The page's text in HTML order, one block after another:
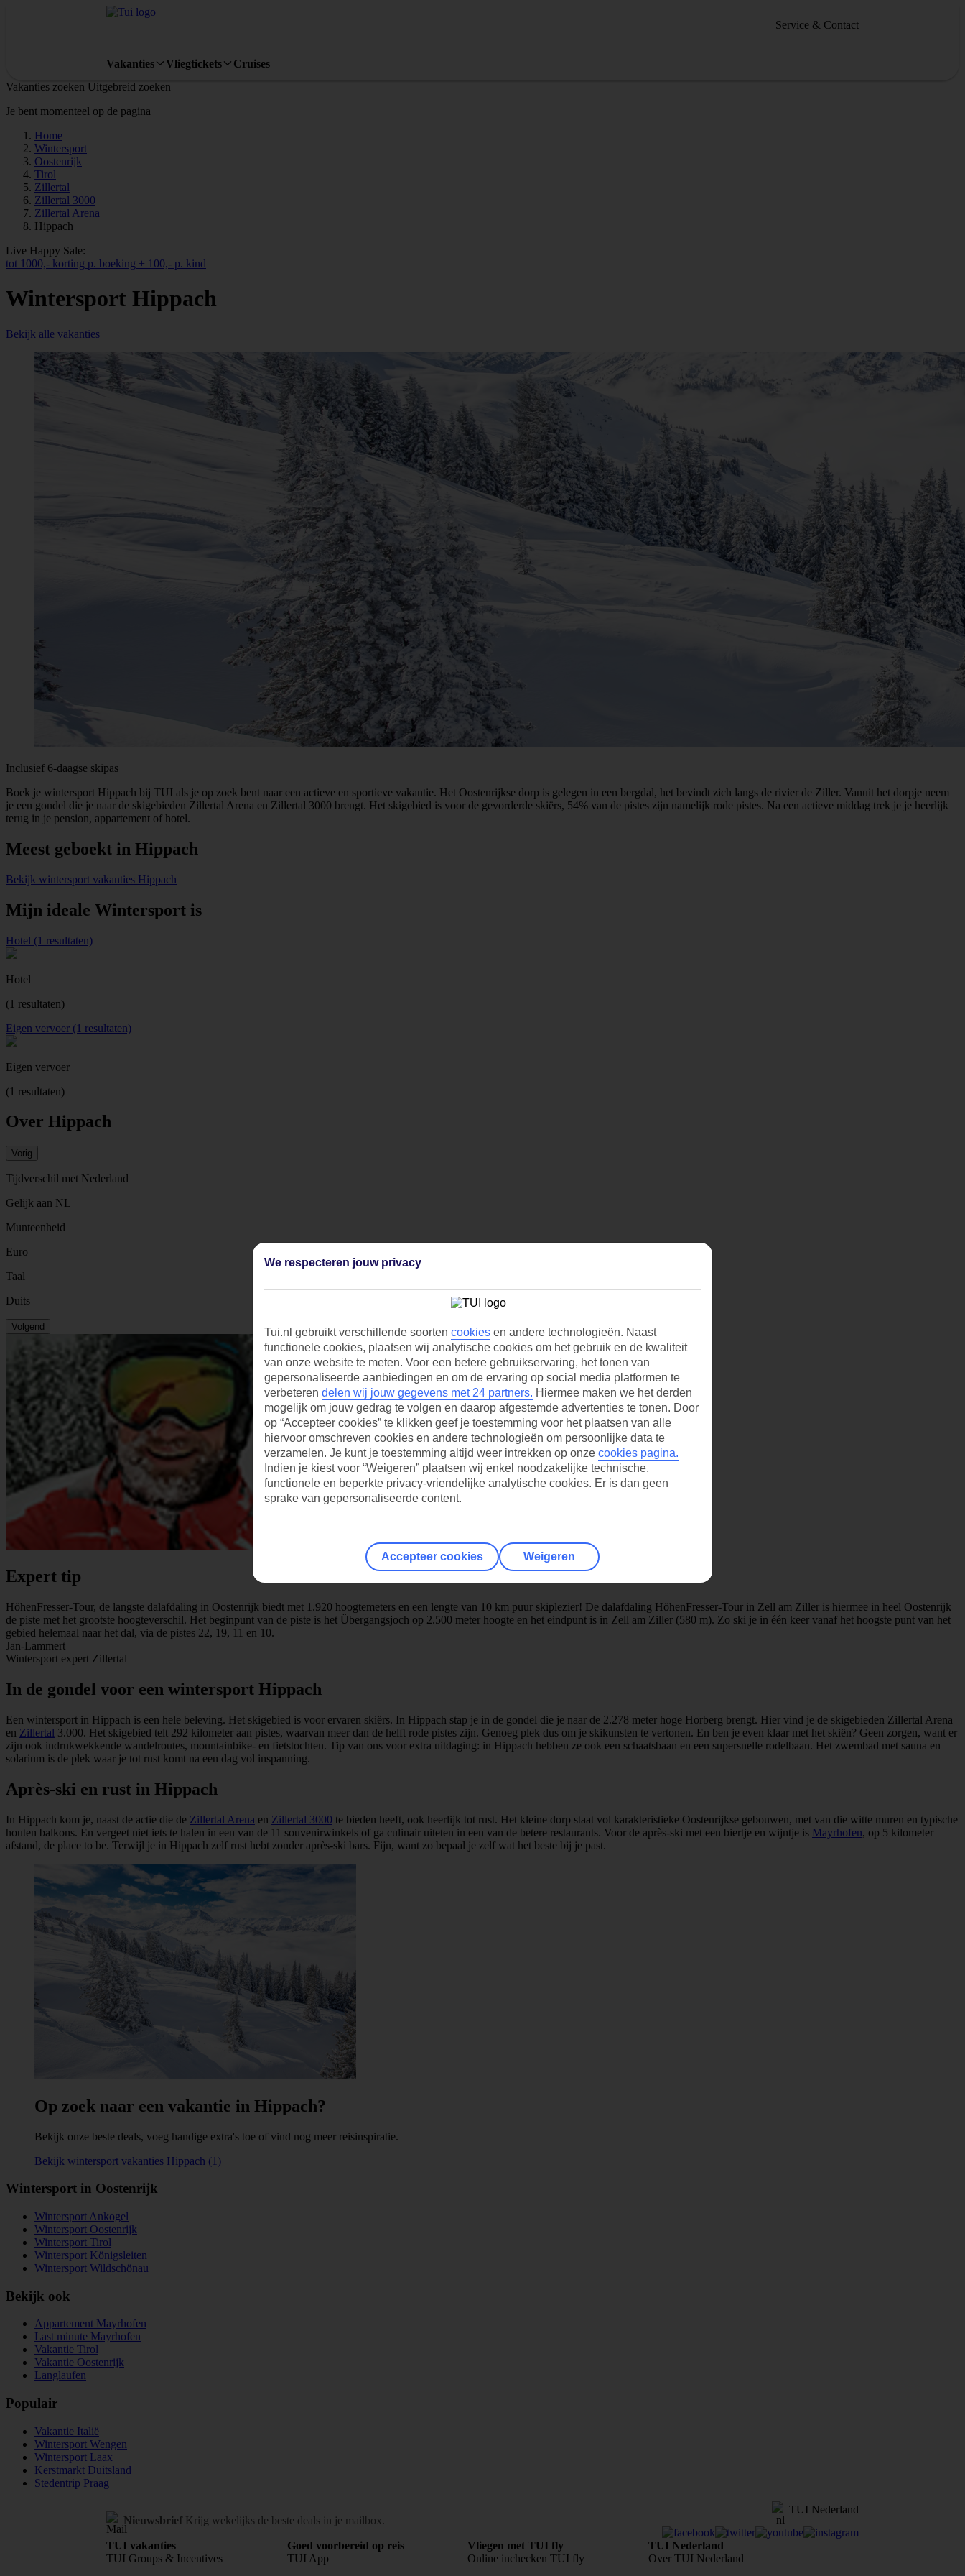
Service & Contact
Vakanties Vliegtickets
Cruises
Vakanties zoeken Uitgebreid zoeken
Je bent momenteel op de pagina
Home
Wintersport
Oostenrijk
Tirol
Zillertal
Zillertal 3000
Zillertal Arena
Hippach
Live Happy Sale:
tot 1000,- korting p. boeking + 100,- p. kind
Wintersport Hippach
Bekijk alle vakanties
Inclusief 6-daagse skipas
Boek je wintersport Hippach bij TUI als je op zoek bent naar een actieve en sportieve vakantie. Het Oostenrijkse dorp is gelegen in een bergdal, het bevindt zich langs de rivier de Ziller. Vanuit het dorpje neem
je een gondel die je naar de skigebieden Zillertal Arena en Zillertal 3000 brengt. Het skigebied is voor de gevorderde skiërs, 54% van de pistes zijn namelijk rode pistes. Na een actieve middag trek je je heerlijk
terug in je pension, appartement of hotel.
Meest geboekt in Hippach
Bekijk wintersport vakanties Hippach
Mijn ideale Wintersport is
Hotel (1 resultaten)
Hotel
(1 resultaten)
Eigen vervoer (1 resultaten)
Eigen vervoer
(1 resultaten)
Over Hippach
Vorig
Tijdverschil met Nederland
Gelijk aan NL
Munteenheid
Euro
Taal
Duits
Volgend
Expert tip
HöhenFresser-Tour, de langste dalafdaling in Oostenrijk biedt met 1.920 hoogtemeters en een lengte van 10 km puur skiplezier! De dalafdaling HöhenFresser-Tour in Zell am Ziller is hiermee in heel Oostenrijk
de piste met het grootste hoogteverschil. Het beginpunt van de piste is het Übergangsjoch op 2.500 meter hoogte en het eindpunt is in Zell am Ziller (580 m). Zo ski je in één keer vanaf het hoogste punt van het
gebied helemaal naar het dal, via de pistes 22, 19, 11 en 10.
Jan-Lammert
Wintersport expert Zillertal
In de gondel voor een wintersport Hippach
Een wintersport in Hippach is een hele beleving. Het skigebied is voor ervaren skiërs. In Hippach stap je in de gondel die je naar de 2.278 meter hoge Horberg brengt. Hier vind je de skigebieden Zillertal Arena
en Zillertal 3.000. Het skigebied telt 292 kilometer aan pistes, waarvan meer dan de helft rode pistes zijn. Genoeg plek dus om je skikunsten te vertonen. En ben je even klaar met het skiën? Geen zorgen, want er
zijn ook indrukwekkende wandelroutes, mountainbike- en fietstochten. Tip van ons voor extra uitdaging: in Hippach hebben ze ook een schaatsbaan en een supersnelle rodelbaan. Het zwembad met sauna en
solarium is de plek waar je tot rust komt na een dag vol inspanning.
Après-ski en rust in Hippach
In Hippach kom je, naast de actie die de Zillertal Arena en Zillertal 3000 te bieden heeft, ook heerlijk tot rust. Het kleine dorp staat vol karakteristieke Oostenrijkse gebouwen, met van die witte muren en typische
houten balkons. En vergeet niet iets te halen in een van de 11 souvenirwinkels of ga culinair uiteten in een van de betere restaurants. Voor de après-ski met een biertje en wijntje is Mayrhofen, op 5 kilometer
afstand, de place to be. Terwijl je in Hippach zelf rust hebt zonder après-ski bars. Fijn, want zo bepaal je zelf wat het beste bij je past.
Op zoek naar een vakantie in Hippach?
Bekijk onze beste deals, voeg handige extra's toe of vind nog meer reisinspiratie.
Bekijk wintersport vakanties Hippach (1)
Wintersport in Oostenrijk
Wintersport Ankogel
Wintersport Oostenrijk
Wintersport Tirol
Wintersport Königsleiten
Wintersport Wildschönau
Bekijk ook
Appartement Mayrhofen
Last minute Mayrhofen
Vakantie Tirol
Vakantie Oostenrijk
Langlaufen
Populair
Vakantie Italië
Wintersport Wengen
Wintersport Laax
Kerstmarkt Duitsland
Stedentrip Praag
Nieuwsbrief Krijg wekelijks de beste deals in je mailbox.
TUI Nederland
TUI vakanties
TUI Groups & Incentives
Goed voorbereid op reis
TUI App
Vliegen met TUI fly
Online inchecken TUI fly
TUI Nederland
Over TUI Nederland
We respecteren jouw privacy
Tui.nl gebruikt verschillende soorten cookies en andere technologieën. Naast
functionele cookies, plaatsen wij analytische cookies om het gebruik en de kwaliteit
van onze website te meten. Voor een betere gebruikservaring, het tonen van
gepersonaliseerde aanbiedingen en om de ervaring op social media platformen te
verbeteren delen wij jouw gegevens met 24 partners. Hiermee maken we het derden
mogelijk om jouw gedrag te volgen en daarop afgestemde advertenties te tonen. Door
op “Accepteer cookies” te klikken geef je toestemming voor het plaatsen van alle
hiervoor omschreven cookies en andere technologieën om persoonlijke data te
verzamelen. Je kunt je toestemming altijd weer intrekken op onze cookies pagina.
Indien je kiest voor “Weigeren” plaatsen wij enkel noodzakelijke technische,
functionele en beperkte privacy-vriendelijke analytische cookies. Er is dan geen
sprake van gepersonaliseerde content.
Accepteer cookies Weigeren